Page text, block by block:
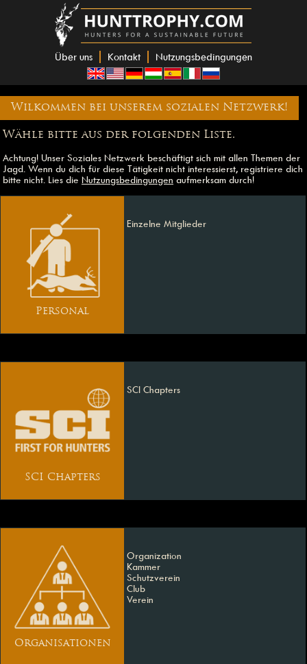
Über uns Kontakt Nutzungsbedingungen
Wilkommen bei unserem sozialen Netzwerk!
Wähle bitte aus der folgenden Liste.
Achtung! Unser Soziales Netzwerk beschäftigt sich mit allen Themen der
Jagd. Wenn du dich für diese Tätigkeit nicht interessierst, registriere dich
bitte nicht. Lies die Nutzungsbedingungen aufmerksam durch!
Personal
Einzelne Mitglieder
SCI Chapters
SCI Chapters
Organisationen
Organization
Kammer
Schutzverein
Club
Verein